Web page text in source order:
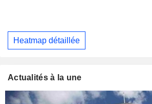
Heatmap détaillée
Actualités à la une